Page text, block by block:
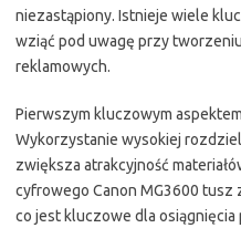
niezastąpiony. Istnieje wiele
wziąć pod uwagę przy
reklamowych.
Pierwszym kluczowym
Wykorzystanie wysokiej
zwiększa atrakcyjność
cyfrowego Canon MG3600 tusz
co jest kluczowe dla